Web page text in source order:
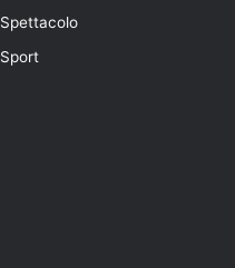
Spettacolo
Sport